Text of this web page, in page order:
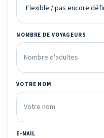
NOMBRE DE VOYAGEURS
VOTRE NOM
E-MAIL